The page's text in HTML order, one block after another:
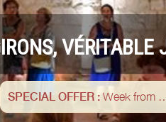
SPECIAL OFFER :Week from